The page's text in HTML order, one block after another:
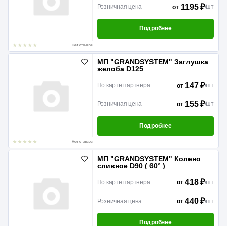
Нет отзывов
Розничная цена от1195 ₽/шт
Подробнее
Нет отзывов
МП "GRANDSYSTEM" Заглушка
желоба D125
По карте партнера от147 ₽/шт
Розничная цена от155 ₽/шт
Подробнее
МП "GRANDSYSTEM" Колено
сливное D90 ( 60° )
По карте партнера от418 ₽/шт
Розничная цена от440 ₽/шт
Подробнее